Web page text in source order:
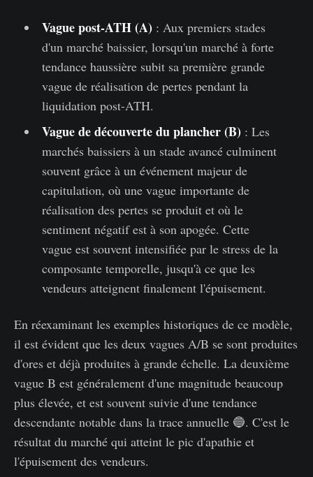
Vague post-ATH (A) : Aux premiers stades
d'un marché baissier, lorsqu'un marché à forte
tendance haussière subit sa première grande
vague de réalisation de pertes pendant la
liquidation post-ATH.
Vague de découverte du plancher (B) : Les
marchés baissiers à un stade avancé culminent
souvent grâce à un événement majeur de
capitulation, où une vague importante de
réalisation des pertes se produit et où le
sentiment négatif est à son apogée. Cette
vague est souvent intensifiée par le stress de la
composante temporelle, jusqu'à ce que les
vendeurs atteignent finalement l'épuisement.
En réexaminant les exemples historiques de ce modèle,
il est évident que les deux vagues A/B se sont produites
d'ores et déjà produites à grande échelle. La deuxième
vague B est généralement d'une magnitude beaucoup
plus élevée, et est souvent suivie d'une tendance
descendante notable dans la trace annuelle 🔵. C'est le
résultat du marché qui atteint le pic d'apathie et
l'épuisement des vendeurs.